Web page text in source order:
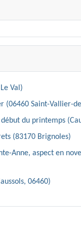
Val)
(06460 Saint-Vallier-
du printemps
(83170 Brignoles)
Anne, aspect en
06460)